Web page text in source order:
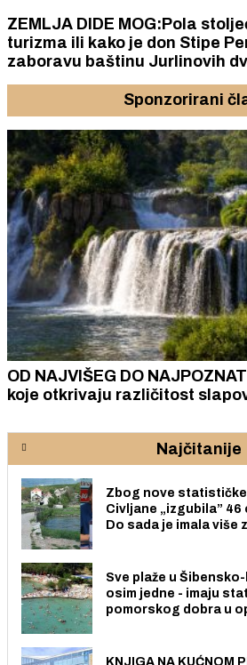
ZEMLJA DIDE MOG:Pola
turizma ili kako je don Stipe Perkov oteo
zaboravu baštinu Jurlinovih
Sponzorirani
OD NAJVIŠEG DO
koje otkrivaju različitost
Najčitanije
Zbog nove
Civljane „izgubila”
Do sada je imala više
Sve plaže u
osim jedne - imaju
pomorskog dobra u
KNJIGA NA KUĆNOM